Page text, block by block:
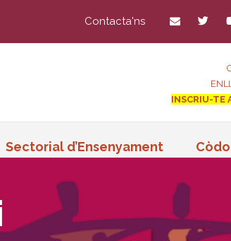
Contacta'ns
INSCRIU-TE
Sectorial d’Ensenyament